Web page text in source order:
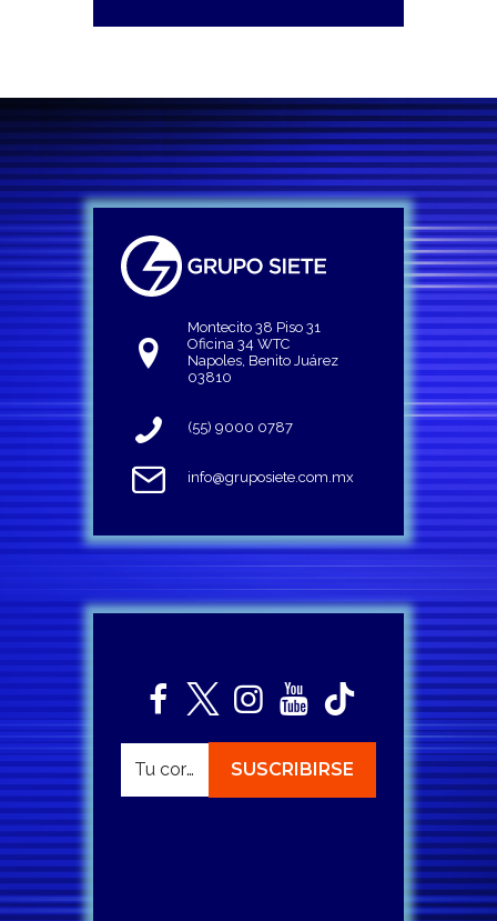
Montecito 38 Piso 31
Oficina 34 WTC
Napoles, Benito Juárez
03810
(55) 9000 0787
info@gruposiete.com.mx